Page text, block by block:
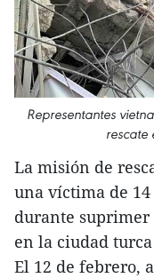
Representantes
rescate
La misión de
una víctima de 14
durante suprimer
en la ciudad
El 12 de febrero,